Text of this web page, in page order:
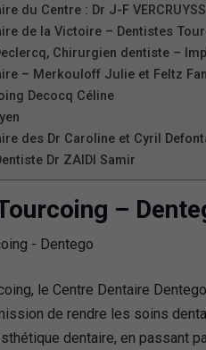
du Centre : Dr J-F
de la Victoire – Dentistes
Chirurgien dentiste –
– Merkouloff Julie et Feltz
Decocq Céline
des Dr Caroline et Cyril
Dr ZAIDI Samir
–
le Centre Dentaire
de rendre les soins
dentaire, en